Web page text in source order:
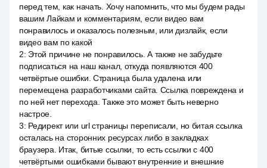
перед тем, как начать. Хочу напомнить, что мы будем рады
вашим Лайкам и комментариям, если видео вам
понравилось и оказалось полезным, или дизлайк, если
видео вам по какой
2: Этой причине не понравилось. А также не забудьте
подписаться на наш канал, откуда появляются 400
четвёртые ошибки. Страница была удалена или
перемещена разработчиками сайта. Ссылка повреждена и
по ней нет перехода. Также это может быть неверно
настрое.
3: Редирект или url страницы переписали, но битая ссылка
осталась на сторонних ресурсах либо в закладках
браузера. Итак, битые ссылки, то есть ссылки с 400
четвёртыми ошибками бывают внутренние и внешние